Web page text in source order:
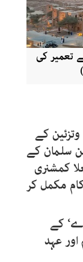
تعمیر کی
کے
سلمان کے
کمشنری
مکمل کر
کے
قدیم اور عہد